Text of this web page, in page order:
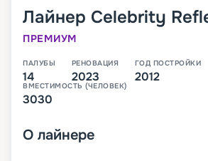
Лайнер Celebrity
ПРЕМИУМ
ПАЛУБЫ
14
РЕНОВАЦИЯ
2023
ГОД ПОСТРОЙКИ
2012
ВМЕСТИМОСТЬ (ЧЕЛОВЕК)
3030
О лайнере